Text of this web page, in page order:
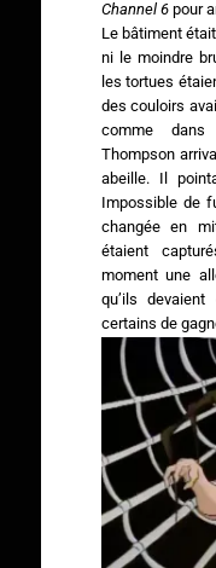
Channel 6pour
Le bâtiment
ni le moindre
les tortues
des couloirs
comme
Thompson
abeille. Il
Impossible de
changée en
étaient
moment une
qu’ils
certains de